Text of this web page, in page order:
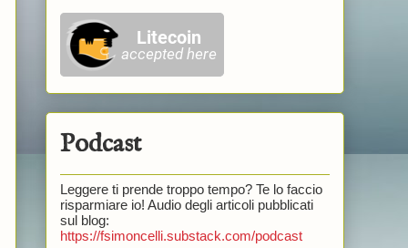
Podcast
Leggere ti prende troppo tempo? Te lo faccio
risparmiare io! Audio degli articoli pubblicati
sul blog:
https://fsimoncelli.substack.com/podcast